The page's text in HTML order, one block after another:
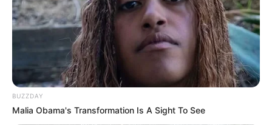
BUZZDAY
Malia Obama's Transformation Is A Sight To See